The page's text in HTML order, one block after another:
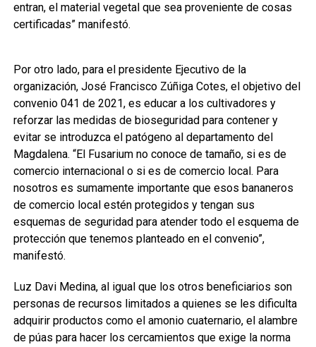
entran, el material vegetal que sea proveniente de cosas
certificadas” manifestó.
Por otro lado, para el presidente Ejecutivo de la
organización, José Francisco Zúñiga Cotes, el objetivo del
convenio 041 de 2021, es educar a los cultivadores y
reforzar las medidas de bioseguridad para contener y
evitar se introduzca el patógeno al departamento del
Magdalena. “El Fusarium no conoce de tamaño, si es de
comercio internacional o si es de comercio local. Para
nosotros es sumamente importante que esos bananeros
de comercio local estén protegidos y tengan sus
esquemas de seguridad para atender todo el esquema de
protección que tenemos planteado en el convenio”,
manifestó.
Luz Davi Medina, al igual que los otros beneficiarios son
personas de recursos limitados a quienes se les dificulta
adquirir productos como el amonio cuaternario, el alambre
de púas para hacer los cercamientos que exige la norma